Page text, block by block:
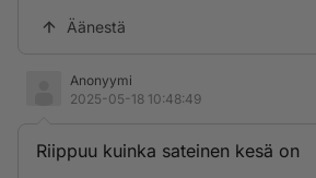
Äänestä
Anonyymi
2025-05-18 10:48:49
Riippuu kuinka sateinen kesä on